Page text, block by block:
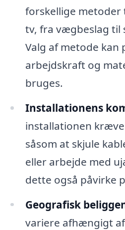
forskellige
tv, fra vægbeslag til
Valg af metode kan
arbejdskraft og
bruges.
Installationens
installationen
såsom at skjule
eller arbejde med
dette også påvirke
Geografisk
variere afhængigt